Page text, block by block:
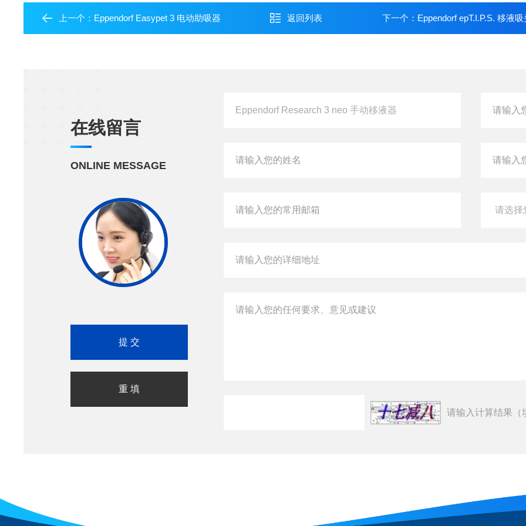
上一个： Eppendorf Easypet 3 电动助吸器 返回列表 下一个： Eppendorf epT.I.P.S. 移液吸
在线留言
ONLINE MESSAGE
请输入计算结果（